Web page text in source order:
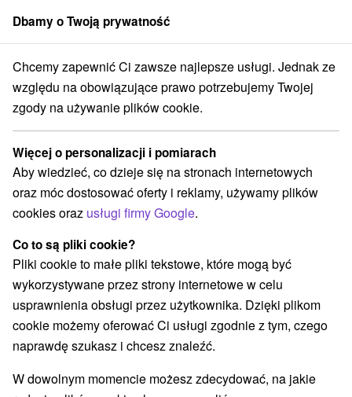
członek grupySorger
Atrakcje na Słowacji Zamki Záhorská nížina
Zamki Záhorská nížina
Kategorie
Wszystkie kategorie
Zamki, pałace, ruiny(2)
Szlaki winne (1) Pola golfowe(3)
Obiekty architektoniczne
Zamki(3) Sporty(1)
Loty widokowe i rejsy wycieczkowe (1)
Jeziora, jeziora, zbiorniki wodne(2)
Wieże obserwacyjne i chodniki(2)
Aquaparki, baseny (1) Zabytki techniki
Atrakcje dla dzieci
Atrakcje turystyczne(3) Atrakcje z adrenaliną (1)
Dbamy o Twoją prywatność
Chcemy zapewnić Ci zawsze najlepsze usługi. Jednak ze
względu na obowiązujące prawo potrzebujemy Twojej
zgody na używanie plików cookie.
Więcej o personalizacji i pomiarach
Aby wiedzieć, co dzieje się na stronach internetowych
oraz móc dostosować oferty i reklamy, używamy plików
cookies oraz usługi firmy Google.
Co to są pliki cookie?
Pliki cookie to małe pliki tekstowe, które mogą być
wykorzystywane przez strony internetowe w celu
usprawnienia obsługi przez użytkownika. Dzięki plikom
cookie możemy oferować Ci usługi zgodnie z tym, czego
naprawdę szukasz i chcesz znaleźć.
W dowolnym momencie możesz zdecydować, na jakie